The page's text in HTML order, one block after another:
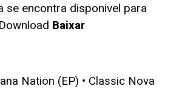
se encontra disponivel para
Download Baixar
Nation (EP) • Classic Nova